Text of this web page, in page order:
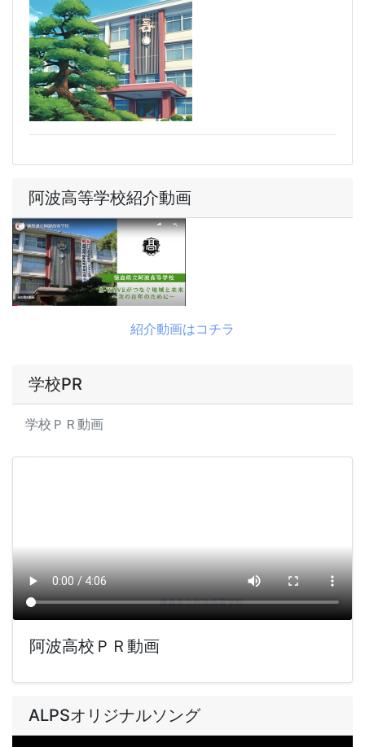
阿波高等学校紹介動画
紹介動画はコチラ
学校PR
学校ＰＲ動画
阿波高校ＰＲ動画
ALPSオリジナルソング